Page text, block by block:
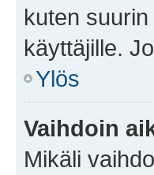
kuten
käyttäjille.
Ylös
Vaihdoin
Mikäli